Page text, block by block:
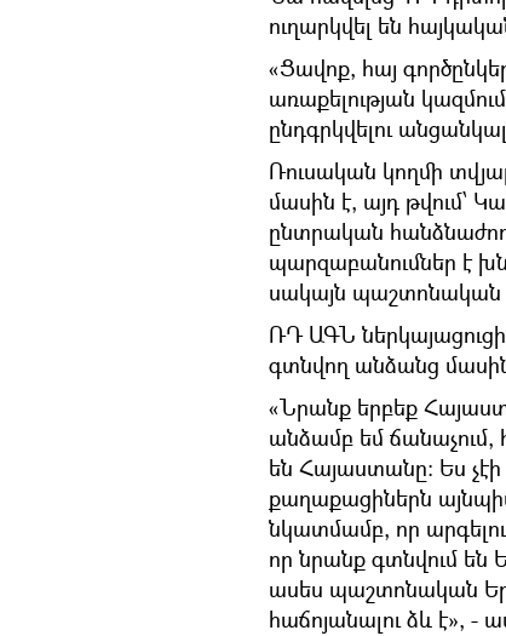
ուղարկվել են
«Ցավոք, հայ
առաքելության
ընդգրկվելու
Ռուսական կողմի
մասին է, այդ թվում՝
ընտրական
պարզաբանումներ է
սակայն
ՌԴ ԱԳՆ
գտնվող անձանց մասին
«Նրանք երբեք
անձամբ եմ ճանաչում,
են Հայաստանը։ Ես
քաղաքացիներն
նկատմամբ, որ
որ նրանք գտնվում
ասես պաշտոնական
հաճոյանալու ձև է»,